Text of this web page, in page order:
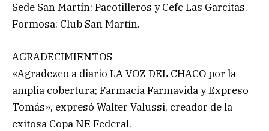
Sede San Martín: Pacotilleros y Cefc Las Garcitas.
Formosa: Club San Martín.
AGRADECIMIENTOS
«Agradezco a diario LA VOZ DEL CHACO por la
amplia cobertura; Farmacia Farmavida y Expreso
Tomás», expresó Walter Valussi, creador de la
exitosa Copa NE Federal.